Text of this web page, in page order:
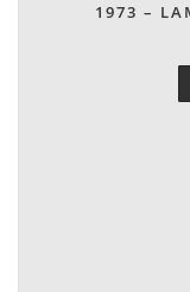
1973 –